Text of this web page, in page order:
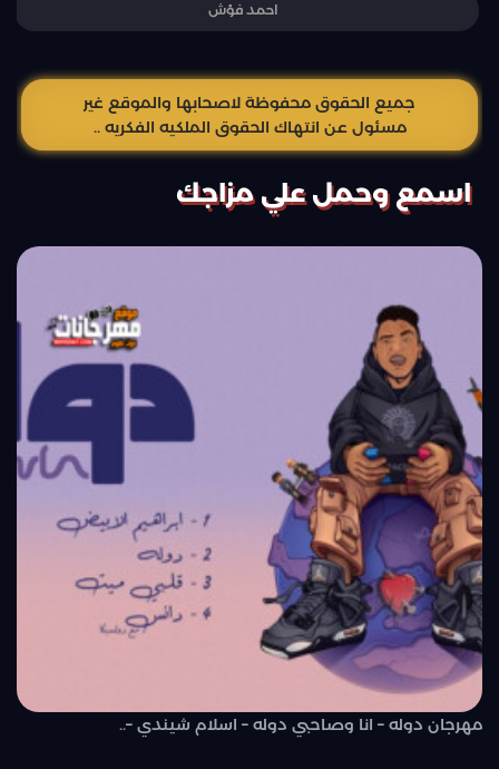
احمد فؤش
جميع الحقوق محفوظة لاصحابها والموقع غير
مسئول عن انتهاك الحقوق الملكيه الفكريه ..
اسمع وحمل علي مزاجك
مهرجان دوله – انا وصاحبي دوله – اسلام شيندي –..